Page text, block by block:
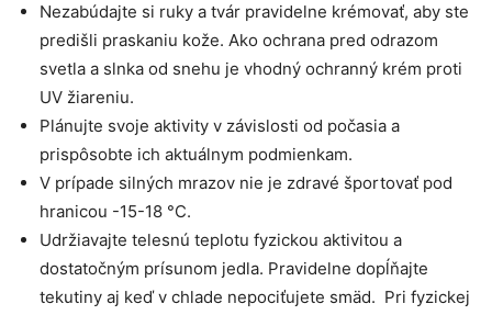
Nezabúdajte si ruky a tvár pravidelne krémovať, aby ste
predišli praskaniu kože. Ako ochrana pred odrazom
svetla a slnka od snehu je vhodný ochranný krém proti
UV žiareniu.
Plánujte svoje aktivity v závislosti od počasia a
prispôsobte ich aktuálnym podmienkam.
V prípade silných mrazov nie je zdravé športovať pod
hranicou -15-18 °C.
Udržiavajte telesnú teplotu fyzickou aktivitou a
dostatočným prísunom jedla. Pravidelne dopĺňajte
tekutiny aj keď v chlade nepociťujete smäd. Pri fyzickej